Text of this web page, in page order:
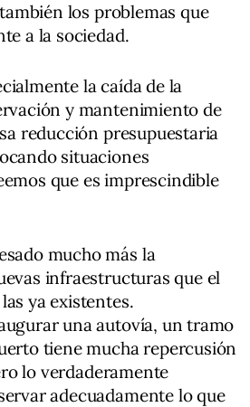
los problemas que
a la sociedad.
la caída de la
y mantenimiento de
reducción presupuestaria
situaciones
que es imprescindible
mucho más la
infraestructuras que el
ya existentes.
una autovía, un tramo
tiene mucha repercusión
lo verdaderamente
adecuadamente lo que